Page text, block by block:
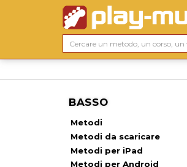
BASSO
Metodi
Metodi da scaricare
Metodi per iPad
Metodi per Android